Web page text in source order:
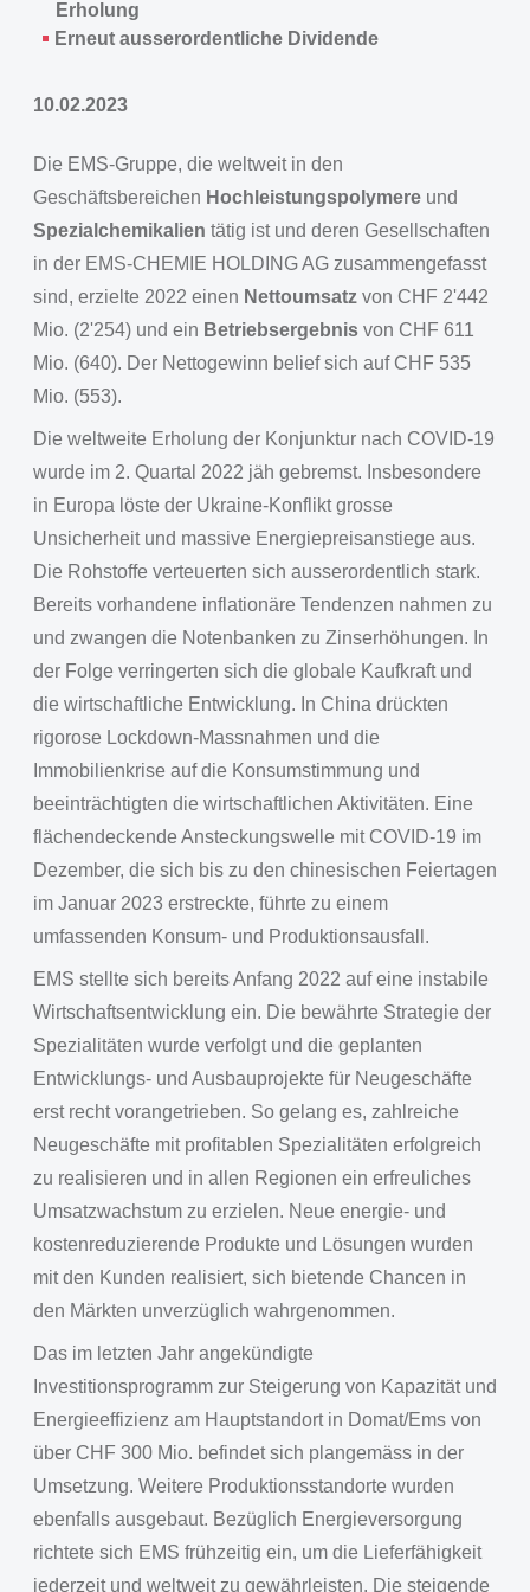
Erholung
Erneut ausserordentliche Dividende
10.02.2023
Die EMS-Gruppe, die weltweit in den
Geschäftsbereichen Hochleistungspolymere und
Spezialchemikalien tätig ist und deren Gesellschaften
in der EMS-CHEMIE HOLDING AG zusammengefasst
sind, erzielte 2022 einen Nettoumsatz von CHF 2'442
Mio. (2'254) und ein Betriebsergebnis von CHF 611
Mio. (640). Der Nettogewinn belief sich auf CHF 535
Mio. (553).
Die weltweite Erholung der Konjunktur nach COVID-19
wurde im 2. Quartal 2022 jäh gebremst. Insbesondere
in Europa löste der Ukraine-Konflikt grosse
Unsicherheit und massive Energiepreisanstiege aus.
Die Rohstoffe verteuerten sich ausserordentlich stark.
Bereits vorhandene inflationäre Tendenzen nahmen zu
und zwangen die Notenbanken zu Zinserhöhungen. In
der Folge verringerten sich die globale Kaufkraft und
die wirtschaftliche Entwicklung. In China drückten
rigorose Lockdown-Massnahmen und die
Immobilienkrise auf die Konsumstimmung und
beeinträchtigten die wirtschaftlichen Aktivitäten. Eine
flächendeckende Ansteckungswelle mit COVID-19 im
Dezember, die sich bis zu den chinesischen Feiertagen
im Januar 2023 erstreckte, führte zu einem
umfassenden Konsum- und Produktionsausfall.
EMS stellte sich bereits Anfang 2022 auf eine instabile
Wirtschaftsentwicklung ein. Die bewährte Strategie der
Spezialitäten wurde verfolgt und die geplanten
Entwicklungs- und Ausbauprojekte für Neugeschäfte
erst recht vorangetrieben. So gelang es, zahlreiche
Neugeschäfte mit profitablen Spezialitäten erfolgreich
zu realisieren und in allen Regionen ein erfreuliches
Umsatzwachstum zu erzielen. Neue energie- und
kostenreduzierende Produkte und Lösungen wurden
mit den Kunden realisiert, sich bietende Chancen in
den Märkten unverzüglich wahrgenommen.
Das im letzten Jahr angekündigte
Investitionsprogramm zur Steigerung von Kapazität und
Energieeffizienz am Hauptstandort in Domat/Ems von
über CHF 300 Mio. befindet sich plangemäss in der
Umsetzung. Weitere Produktionsstandorte wurden
ebenfalls ausgebaut. Bezüglich Energieversorgung
richtete sich EMS frühzeitig ein, um die Lieferfähigkeit
jederzeit und weltweit zu gewährleisten. Die steigende